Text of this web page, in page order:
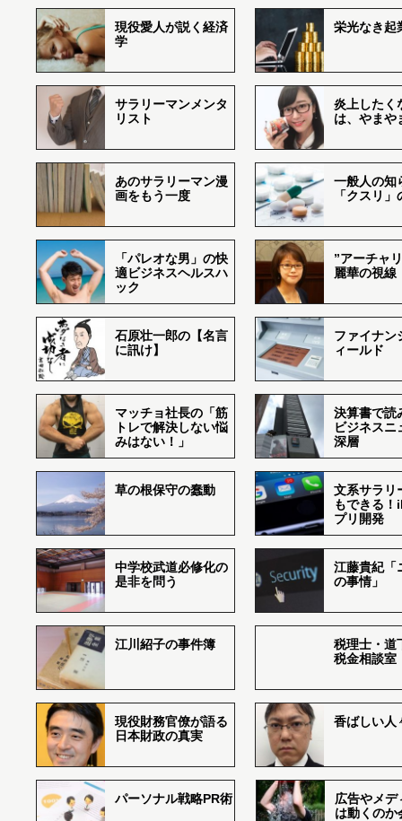
現役愛人が説く経済
学
栄光なき起
サラリーマンメンタ
リスト
炎上したく
は、やまや
あのサラリーマン漫
画をもう一度
一般人の知
「クスリ
「パレオな男」の快
適ビジネスヘルスハ
ック
”アーチャ
麗華の視線
石原壮一郎の【名言
に訊け】
ファイナン
ィールド
マッチョ社長の「筋
トレで解決しない悩
みはない！」
決算書で読
ビジネスニ
深層
草の根保守の蠢動
文系サラリ
もできる
プリ開発
中学校武道必修化の
是非を問う
江藤貴紀「
の事情」
江川紹子の事件簿
税理士・道
税金相談室
現役財務官僚が語る
日本財政の真実
香ばしい
パーソナル戦略PR術
広告やメデ
は動くのか